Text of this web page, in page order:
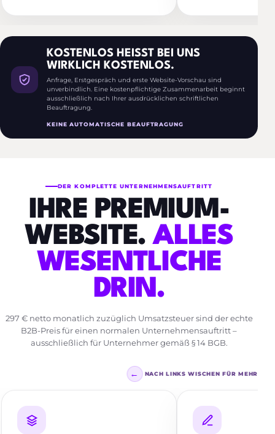
KOSTENLOS HEISST BEI UNS W
IRKLICH KOSTENLOS.
Anfrage, Erstgespräch und erste Website-Vorschau sind
unverbindlich. Eine kostenpflichtige Zusammenarbeit beginnt
ausschließlich nach Ihrer ausdrücklichen schriftlichen
Beauftragung.
KEINE AUTOMATISCHE BEAUFTRAGUNG
DER KOMPLETTE UNTERNEHMENSAUFTRITT
IHRE PREMIUM-
WEBSITE.ALLES
WESENTLICHE
DRIN.
297 € netto monatlich zuzüglich Umsatzsteuer sind der echte
B2B-Preis für einen normalen Unternehmensauftritt –
ausschließlich für Unternehmer gemäß § 14 BGB.
← NACH LINKS WISCHEN FÜR MEHR